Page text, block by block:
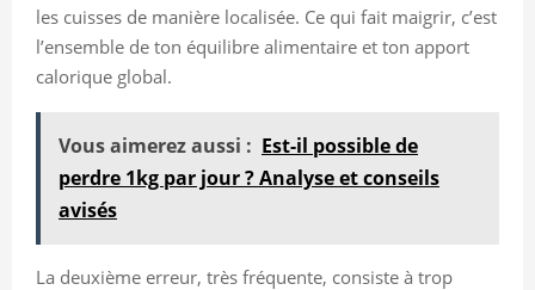
les cuisses de manière localisée. Ce qui fait maigrir, c’est
l’ensemble de ton équilibre alimentaire et ton apport
calorique global.
Vous aimerez aussi : Est-il possible de
perdre 1kg par jour ? Analyse et conseils
avisés
La deuxième erreur, très fréquente, consiste à trop